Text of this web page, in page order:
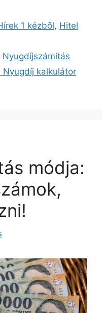
1 kézből, Hitel
Nyugdíjszámítás
Nyugdíj kalkulátor
módja: